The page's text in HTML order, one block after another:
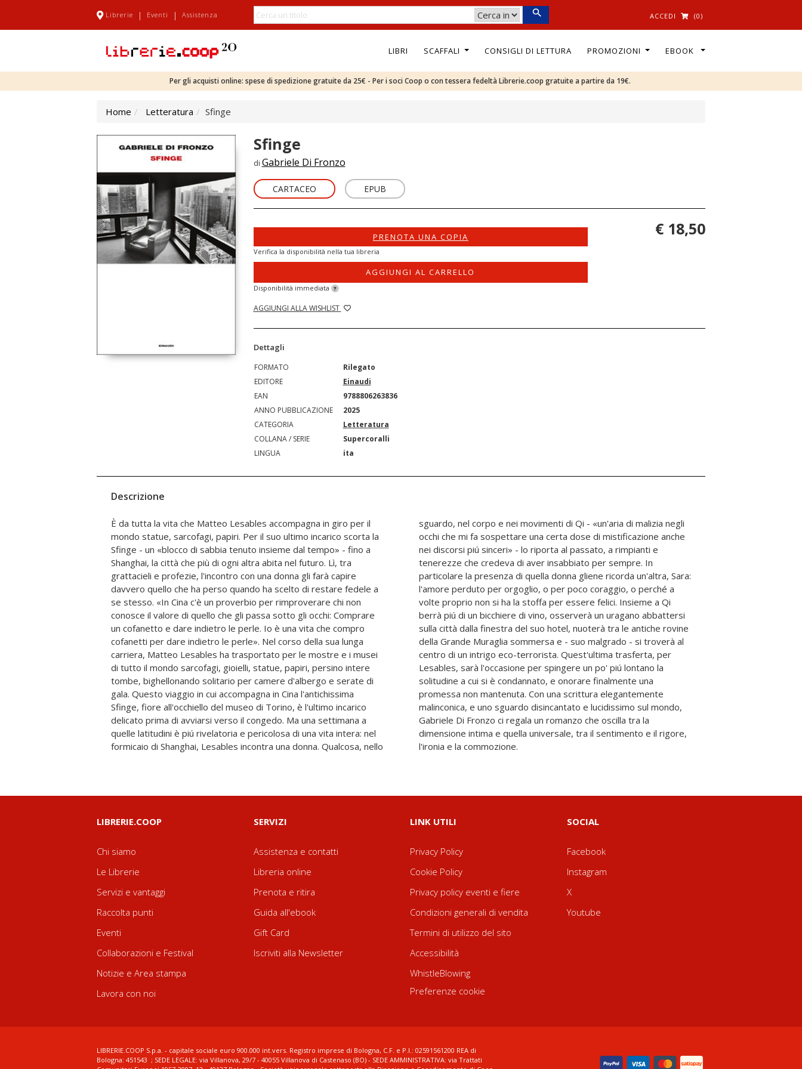
Librerie | Eventi | Assistenza ACCEDI (0)
LIBRI SCAFFALI CONSIGLI DI LETTURA PROMOZIONI EBOOK
Per gli acquisti online: spese di spedizione gratuite da 25€ - Per i soci Coop o con tessera fedeltà Librerie.coop gratuite a partire da 19€.
Home Letteratura Sfinge
Sfinge
di Gabriele Di Fronzo
CARTACEO EPUB
PRENOTA UNA COPIA
Verifica la disponibilità nella tua libreria
AGGIUNGI AL CARRELLO
Disponibilità immediata ?
AGGIUNGI ALLA WISHLIST
€ 18,50
Dettagli
FORMATO
Rilegato
EDITORE
Einaudi
EAN
9788806263836
ANNO PUBBLICAZIONE
2025
CATEGORIA
Letteratura
COLLANA / SERIE
Supercoralli
LINGUA
ita
Descrizione
È da tutta la vita che Matteo Lesables accompagna in giro per il
mondo statue, sarcofagi, papiri. Per il suo ultimo incarico scorta la
Sfinge - un «blocco di sabbia tenuto insieme dal tempo» - fino a
Shanghai, la città che più di ogni altra abita nel futuro. Lì, tra
grattacieli e profezie, l'incontro con una donna gli farà capire
davvero quello che ha perso quando ha scelto di restare fedele a
se stesso. «In Cina c'è un proverbio per rimproverare chi non
conosce il valore di quello che gli passa sotto gli occhi: Comprare
un cofanetto e dare indietro le perle. Io è una vita che compro
cofanetti per dare indietro le perle». Nel corso della sua lunga
carriera, Matteo Lesables ha trasportato per le mostre e i musei
di tutto il mondo sarcofagi, gioielli, statue, papiri, persino intere
tombe, bighellonando solitario per camere d'albergo e serate di
gala. Questo viaggio in cui accompagna in Cina l'antichissima
Sfinge, fiore all'occhiello del museo di Torino, è l'ultimo incarico
delicato prima di avviarsi verso il congedo. Ma una settimana a
quelle latitudini è piú rivelatoria e pericolosa di una vita intera: nel
formicaio di Shanghai, Lesables incontra una donna. Qualcosa, nello
sguardo, nel corpo e nei movimenti di Qi - «un'aria di malizia negli
occhi che mi fa sospettare una certa dose di mistificazione anche
nei discorsi piú sinceri» - lo riporta al passato, a rimpianti e
tenerezze che credeva di aver insabbiato per sempre. In
particolare la presenza di quella donna gliene ricorda un'altra, Sara:
l'amore perduto per orgoglio, o per poco coraggio, o perché a
volte proprio non si ha la stoffa per essere felici. Insieme a Qi
berrà piú di un bicchiere di vino, osserverà un uragano abbattersi
sulla città dalla finestra del suo hotel, nuoterà tra le antiche rovine
della Grande Muraglia sommersa e - suo malgrado - si troverà al
centro di un intrigo eco-terrorista. Quest'ultima trasferta, per
Lesables, sarà l'occasione per spingere un po' piú lontano la
solitudine a cui si è condannato, e onorare finalmente una
promessa non mantenuta. Con una scrittura elegantemente
malinconica, e uno sguardo disincantato e lucidissimo sul mondo,
Gabriele Di Fronzo ci regala un romanzo che oscilla tra la
dimensione intima e quella universale, tra il sentimento e il rigore,
l'ironia e la commozione.
LIBRERIE.COOP
Chi siamo
Le Librerie
Servizi e vantaggi
Raccolta punti
Eventi
Collaborazioni e Festival
Notizie e Area stampa
Lavora con noi
SERVIZI
Assistenza e contatti
Libreria online
Prenota e ritira
Guida all'ebook
Gift Card
Iscriviti alla Newsletter
LINK UTILI
Privacy Policy
Cookie Policy
Privacy policy eventi e fiere
Condizioni generali di vendita
Termini di utilizzo del sito
Accessibilità
WhistleBlowing
Preferenze cookie
SOCIAL
Facebook
Instagram
X
Youtube
LIBRERIE.COOP S.p.a. - capitale sociale euro 900.000 int.vers. Registro imprese di Bologna, C.F. e P.I.: 02591561200 REA di
Bologna: 451543 ; SEDE LEGALE: via Villanova, 29/7 - 40055 Villanova di Castenaso (BO) - SEDE AMMINISTRATIVA: via Trattati